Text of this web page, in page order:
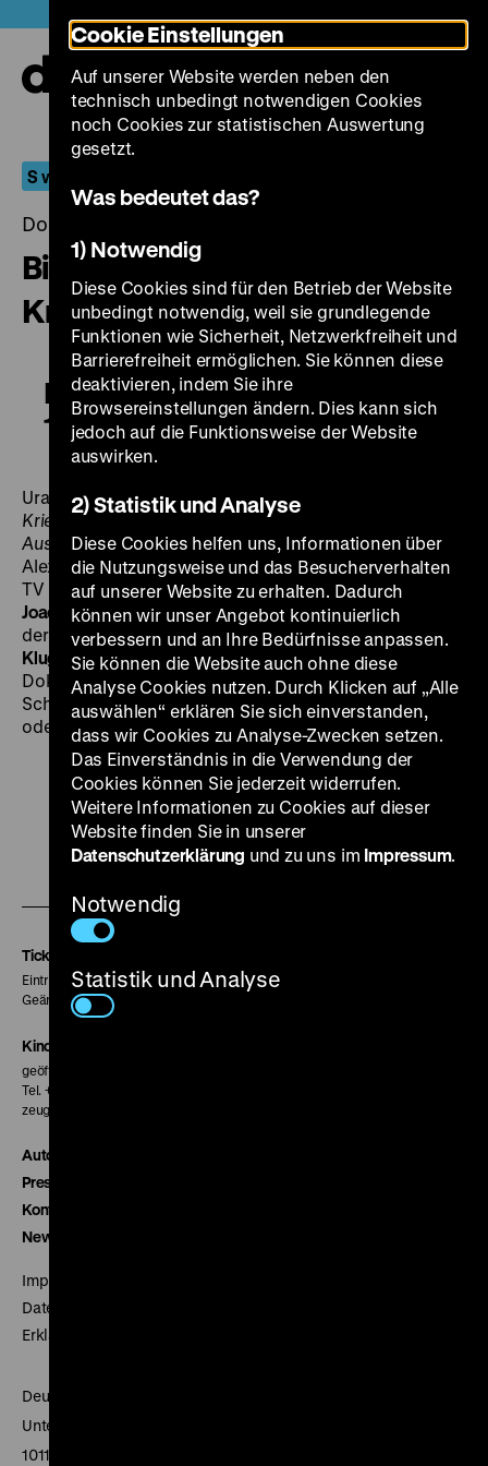
zum
Seiteninhalt
springen
S wie Sonderprogramm
Donnerstag, 03. Juli 2014, 17.00 - 00.00 Uhr
Bilderwelten vom Grossen
Krieg 1914-1918
Bilderwelten vom Grossen Krieg
1914-1918
Uraufführung des Films Bilderwelten vom Grossen
Krieg 1914-1918. Aus der Schweiz / Von den Fronten /
Aus dem Herzen. Ein Film von Heinz Bütler und
Alexander Kluge. Eine Zusammenarbeit zwischen NZZ
TV und dctp.tv Im Anschluss Podiumsdiskussion, mit:
Joachim Güntner, Kulturkorrespondent Deutschland
der Neuen Zürcher Zeitung (Moderation)Alexander
Kluge
, Autor und FilmemacherHeinz Bütler,
DokumentarfilmerPeter Pfrunder, Direktor Fotostiftung
Schweiz Anmeldung erbeten:nzzpodiumberlin@nzz.ch
oder Telefon 030 484 96 701
Zu
unserer
Instagram
Zu
Zu
Tickets
Eintritt 5 €
Geänderte Preise sind im Programm vermerkt.
Kinokasse
geöffnet 30 Minuten vor Beginn der ersten Vorstellung
Tel. + 49 30 20304-770
zeughauskino@dhm.de
Autor*innen
Presse
Kontakt
Newsletter
Impressum
Datenschutz
Erklärung digitale Barrierefreiheit
Deutsches Historisches Museum
Unter den Linden 2
10117 Berlin
Cookie Einstellungen
Auf unserer Website werden neben den
technisch unbedingt notwendigen Cookies
noch Cookies zur statistischen Auswertung
gesetzt.
Was bedeutet das?
1) Notwendig
Diese Cookies sind für den Betrieb der Website
unbedingt notwendig, weil sie grundlegende
Funktionen wie Sicherheit, Netzwerkfreiheit und
Barrierefreiheit ermöglichen. Sie können diese
deaktivieren, indem Sie ihre
Browsereinstellungen ändern. Dies kann sich
jedoch auf die Funktionsweise der Website
auswirken.
2) Statistik und Analyse
Diese Cookies helfen uns, Informationen über
die Nutzungsweise und das Besucherverhalten
auf unserer Website zu erhalten. Dadurch
können wir unser Angebot kontinuierlich
verbessern und an Ihre Bedürfnisse anpassen.
Sie können die Website auch ohne diese
Analyse Cookies nutzen. Durch Klicken auf „Alle
auswählen“ erklären Sie sich einverstanden,
dass wir Cookies zu Analyse-Zwecken setzen.
Das Einverständnis in die Verwendung der
Cookies können Sie jederzeit widerrufen.
Weitere Informationen zu Cookies auf dieser
Website finden Sie in unserer
Datenschutzerklärung und zu uns im Impressum.
Notwendig
Statistik und Analyse